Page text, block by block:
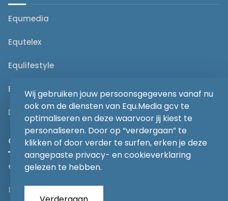
Equmedia
Equtelex
Equlifestyle
Equjob
De Paarden Gazet
CONTACT OPNEMEN
editorial@equmedia.be
Langendamdreef 22 9880 Aalter België
Wij gebruiken jouw persoonsgegevens vanaf nu
ook om de diensten van Equ.Media gcv te
optimaliseren en deze waarvoor jij kiest te
personaliseren. Door op “verdergaan” te
klikken of door verder te surfen, erken je deze
aangepaste privacy- en cookieverklaring
gelezen te hebben.